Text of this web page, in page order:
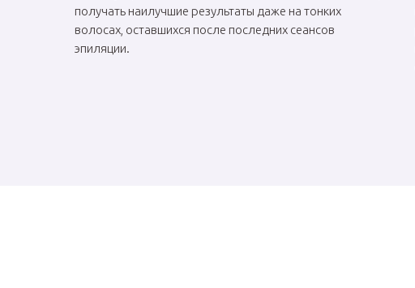
получать наилучшие результаты даже на тонких
волосах, оставшихся после последних сеансов
эпиляции.